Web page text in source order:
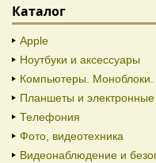
Каталог
Apple
Ноутбуки и аксессуары
Компьютеры. Моноблоки.
Планшеты и электронные
Телефония
Фото, видеотехника
Видеонаблюдение и